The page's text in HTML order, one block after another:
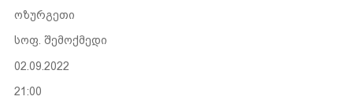
ოზურგეთი
სოფ. შემოქმედი
02.09.2022
21:00